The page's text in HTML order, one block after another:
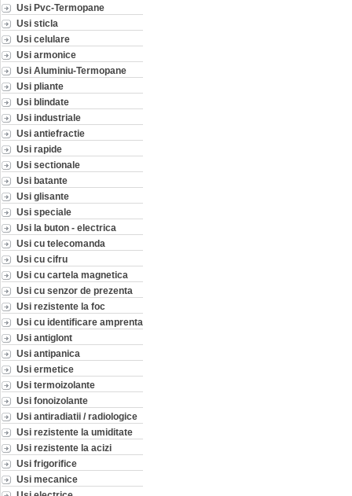
Usi Pvc-Termopane
Usi sticla
Usi celulare
Usi armonice
Usi Aluminiu-Termopane
Usi pliante
Usi blindate
Usi industriale
Usi antiefractie
Usi rapide
Usi sectionale
Usi batante
Usi glisante
Usi speciale
Usi la buton - electrica
Usi cu telecomanda
Usi cu cifru
Usi cu cartela magnetica
Usi cu senzor de prezenta
Usi rezistente la foc
Usi cu identificare amprenta
Usi antiglont
Usi antipanica
Usi ermetice
Usi termoizolante
Usi fonoizolante
Usi antiradiatii / radiologice
Usi rezistente la umiditate
Usi rezistente la acizi
Usi frigorifice
Usi mecanice